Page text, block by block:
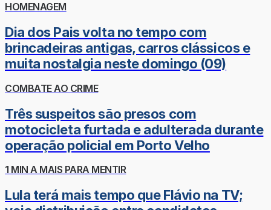
HOMENAGEM
Dia dos Pais volta no tempo com
brincadeiras antigas, carros clássicos e
muita nostalgia neste domingo (09)
COMBATE AO CRIME
Três suspeitos são presos com
motocicleta furtada e adulterada durante
operação policial em Porto Velho
1 MIN A MAIS PARA MENTIR
Lula terá mais tempo que Flávio na TV;